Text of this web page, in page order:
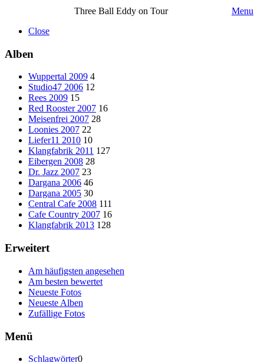
Three Ball Eddy on Tour
Menu
Close
Alben
Wuppertal 2009 4
Studio47 2006 12
Rees 2009 15
Red Rooster 2007 16
Meisenfrei 2007 28
Loonies 2007 22
Liefer11 2010 10
Klangfabrik 2011 127
Eibergen 2008 28
Dr. Jazz 2007 23
Dargana 2006 46
Dargana 2005 30
Central Cafe 2008 111
Cafe Country 2007 16
Klangfabrik 2013 128
Erweitert
Am häufigsten angesehen
Am besten bewertet
Neueste Fotos
Neueste Alben
Zufällige Fotos
Menü
Schlagwörter0